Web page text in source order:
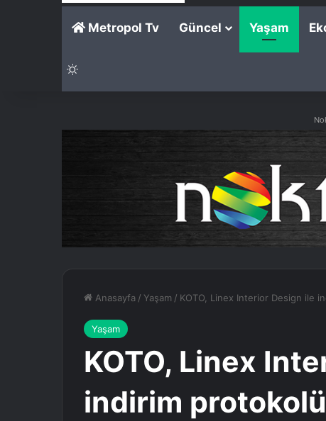
Metropol Tv Güncel Yaşam
Anasayfa / Yaşam / KOTO, Linex Interior Design ile
Yaşam
KOTO, Linex
indirim protokolü